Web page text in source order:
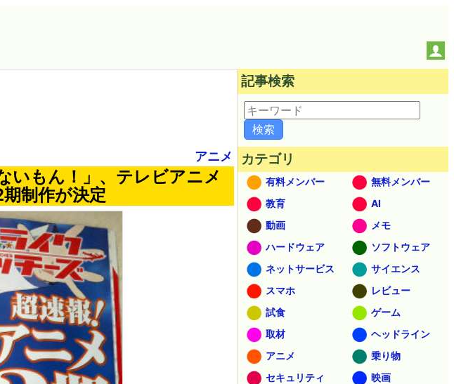
アニメ
いもん！」、テレビアニメ
制作が決定
記事検索
カテゴリ
有料メンバー
無料メンバー
教育
AI
動画
メモ
ハードウェア
ソフトウェア
ネットサービス
サイエンス
スマホ
レビュー
試食
ゲーム
取材
ヘッドライン
アニメ
乗り物
セキュリティ
映画